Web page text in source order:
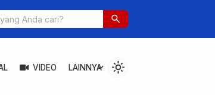
Ethno Carnival Buktikan Budaya Lokal
search
VIDEO LAINNYA
expand_more light_mode